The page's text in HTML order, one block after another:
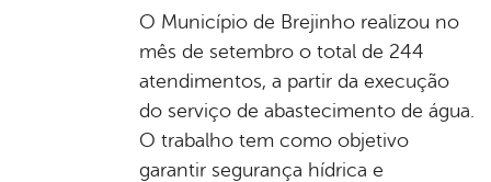
O Município de Brejinho realizou no
mês de setembro o total de 244
atendimentos, a partir da execução
do serviço de abastecimento de água.
O trabalho tem como objetivo
garantir segurança hídrica e